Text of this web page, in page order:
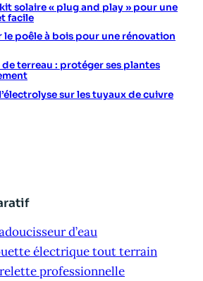
solaire « plug and play » pour une
facile
poêle à bois pour une rénovation
terreau : protéger ses plantes
sur les tuyaux de cuivre
d’eau
électrique tout terrain
professionnelle